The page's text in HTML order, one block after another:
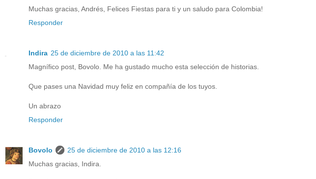
Muchas gracias, Andrés, Felices Fiestas para ti y un saludo para Colombia!
Responder
Indira 25 de diciembre de 2010 a las 11:42
Magnífico post, Bovolo. Me ha gustado mucho esta selección de historias.
Que pases una Navidad muy feliz en compañía de los tuyos.
Un abrazo
Responder
Bovolo
25 de diciembre de 2010 a las 12:16
Muchas gracias, Indira.